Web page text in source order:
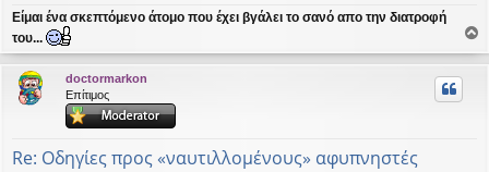
Είμαι ένα σκεπτόμενο άτομο που έχει βγάλει το σανό απο την διατροφή
του...
ρ
doctormarkon
Επίτιμος
Re: Οδηγίες προς «ναυτιλλομένους» αφυπνηστές